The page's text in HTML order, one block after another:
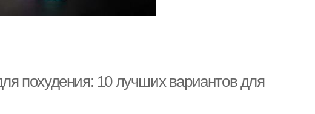
похудения: 10 лучших вариантов для